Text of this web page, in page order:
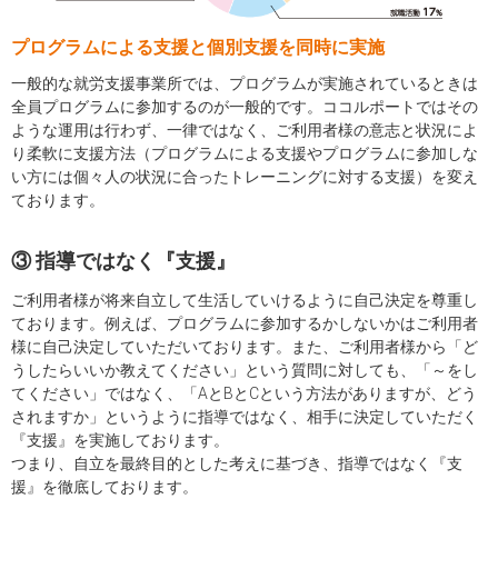
プログラムによる支援と個別支援を同時に実施
一般的な就労支援事業所では、プログラムが実施されているときは
全員プログラムに参加するのが一般的です。ココルポートではその
ような運用は行わず、一律ではなく、ご利用者様の意志と状況によ
り柔軟に支援方法（プログラムによる支援やプログラムに参加しな
い方には個々人の状況に合ったトレーニングに対する支援）を変え
ております。
③ 指導ではなく『支援』
ご利用者様が将来自立して生活していけるように自己決定を尊重し
ております。例えば、プログラムに参加するかしないかはご利用者
様に自己決定していただいております。また、ご利用者様から「ど
うしたらいいか教えてください」という質問に対しても、「～をし
てください」ではなく、「AとBとCという方法がありますが、どう
されますか」というように指導ではなく、相手に決定していただく
『支援』を実施しております。
つまり、自立を最終目的とした考えに基づき、指導ではなく『支
援』を徹底しております。